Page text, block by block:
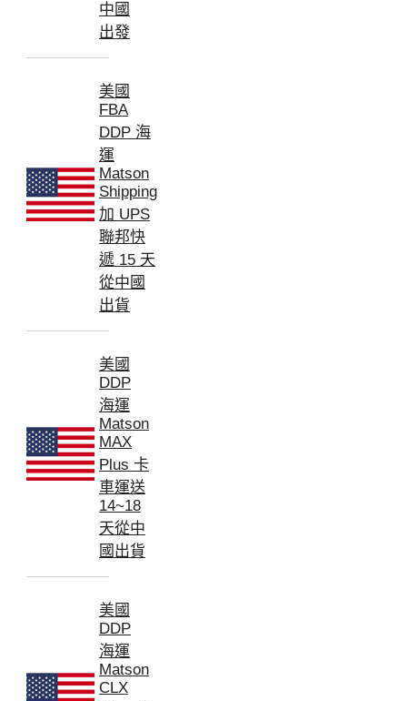
中國
出發
美國
FBA
DDP 海
運
Matson
Shipping
加 UPS
聯邦快
遞 15 天
從中國
出貨
美國
DDP
海運
Matson
MAX
Plus 卡
車運送
14~18
天從中
國出貨
美國
DDP
海運
Matson
CLX